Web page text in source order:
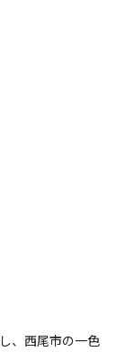
、西尾市の一色